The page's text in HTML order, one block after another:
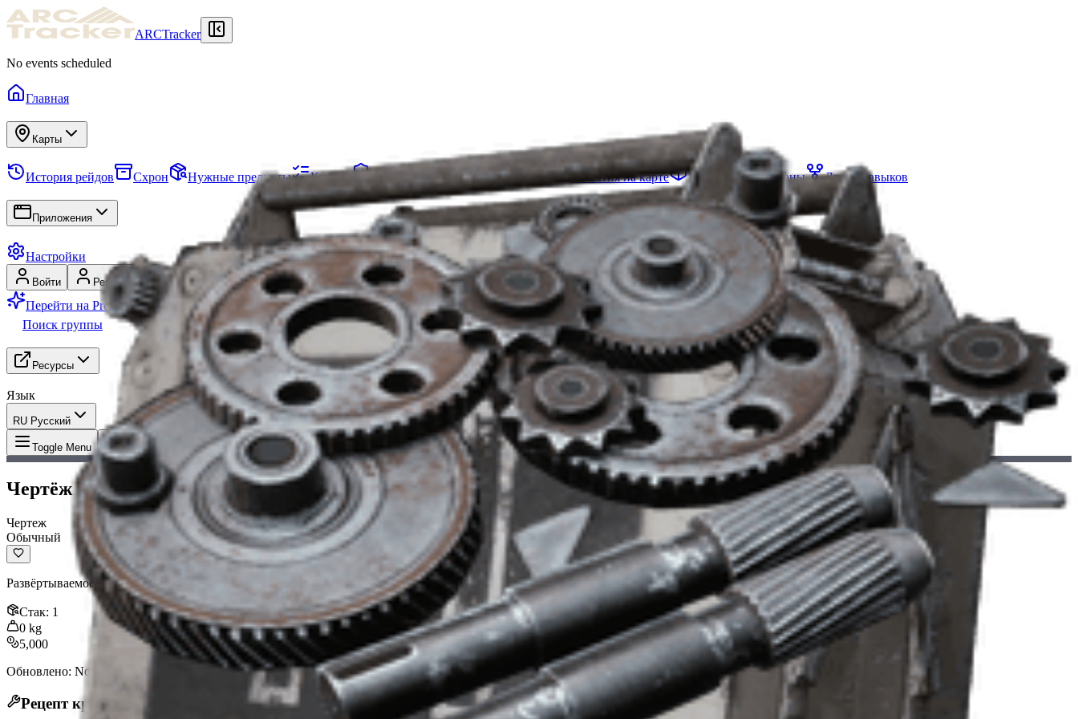
ARCTracker
No events scheduled
Главная
Карты
История рейдов Схрон Нужные предметы Квесты Убежище Проекты Отряды События на карте Предметы Сезоны Древо навыков
Приложения
Настройки
Войти Регистрация
Перейти на Premium
Поиск группы
Ресурсы
Язык
RU Русский
Toggle Menu Предмет:Чертёж набора баррикад
Чертёж набора баррикад
Чертеж
Обычный
Развёртываемое укрытие, которое блокирует входящий урон до разрушения.
Стак: 1
0 kg
5,000
Обновлено: Nov 13, 2025
Рецепт крафта